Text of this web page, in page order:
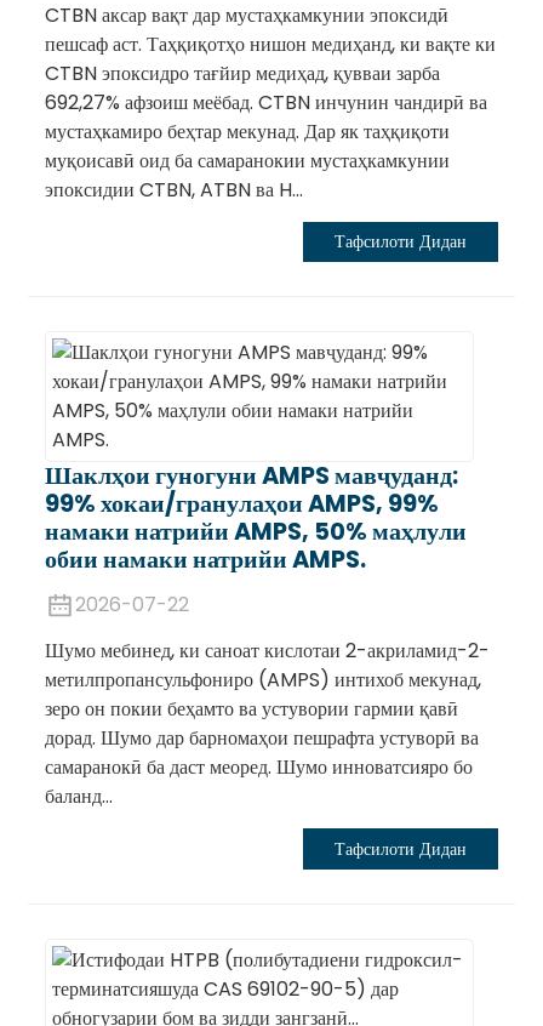
CTBN аксар вақт дар мустаҳкамкунии эпоксидӣ
пешсаф аст. Таҳқиқотҳо нишон медиҳанд, ки вақте ки
CTBN эпоксидро тағйир медиҳад, қувваи зарба
692,27% афзоиш меёбад. CTBN инчунин чандирӣ ва
мустаҳкамиро беҳтар мекунад. Дар як таҳқиқоти
муқоисавӣ оид ба самаранокии мустаҳкамкунии
эпоксидии CTBN, ATBN ва H...
Тафсилоти Дидан
Шаклҳои гуногуни AMPS мавҷуданд:
99% хокаи/гранулаҳои AMPS, 99%
намаки натрийи AMPS, 50% маҳлули
обии намаки натрийи AMPS.
2026-07-22
Шумо мебинед, ки саноат кислотаи 2-акриламид-2-
метилпропансульфониро (AMPS) интихоб мекунад,
зеро он покии беҳамто ва устувории гармии қавӣ
дорад. Шумо дар барномаҳои пешрафта устуворӣ ва
самаранокӣ ба даст меоред. Шумо инноватсияро бо
баланд...
Тафсилоти Дидан